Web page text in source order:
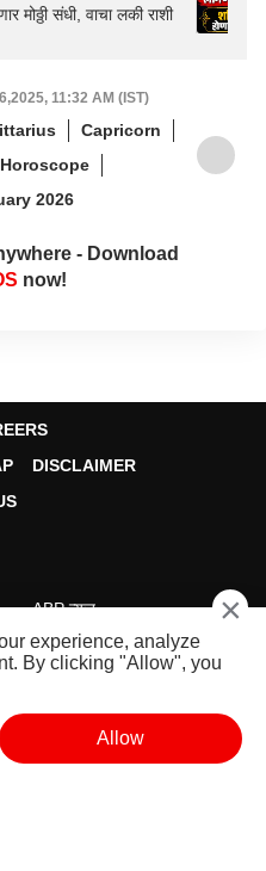
मोठ्ठी संधी, वाचा लकी राशी
11:32 AM (IST)
Capricorn
2026
- Download
now!
DISCLAIMER
ABP न्यूज़
અસ્મિતા
ABP நாடு ABP దేశం
×
experience, analyze
By clicking "Allow", you
Allow